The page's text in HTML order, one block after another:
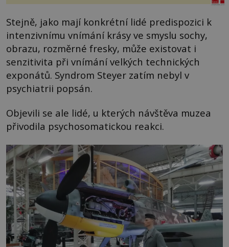
Stejně, jako mají konkrétní lidé predispozici k
intenzivnímu vnímání krásy ve smyslu sochy,
obrazu, rozměrné fresky, může existovat i
senzitivita při vnímání velkých technických
exponátů. Syndrom Steyer zatím nebyl v
psychiatrii popsán.
Objevili se ale lidé, u kterých návštěva muzea
přivodila psychosomatickou reakci.